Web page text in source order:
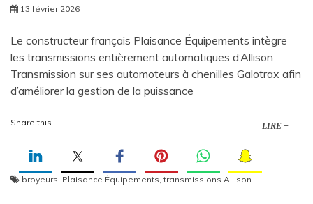
13 février 2026
Le constructeur français Plaisance Équipements intègre
les transmissions entièrement automatiques d’Allison
Transmission sur ses automoteurs à chenilles Galotrax afin
d’améliorer la gestion de la puissance
Share this... LIRE +
broyeurs, Plaisance Équipements,transmissions Allison